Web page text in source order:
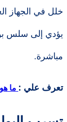
خلل في الجهاز
يؤدي إلى سلس
مباشرة.
تعرف علي : ما